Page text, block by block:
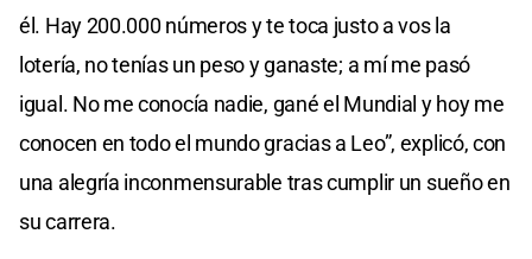
él. Hay 200.000 números y te toca justo a vos la
lotería, no tenías un peso y ganaste; a mí me pasó
igual. No me conocía nadie, gané el Mundial y hoy me
conocen en todo el mundo gracias a Leo”, explicó, con
una alegría inconmensurable tras cumplir un sueño en
su carrera.